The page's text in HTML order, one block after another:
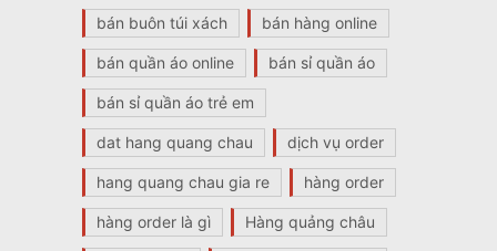
bán buôn túi xách bán hàng online
bán quần áo online bán sỉ quần áo
bán sỉ quần áo trẻ em
dat hang quang chau dịch vụ order
hang quang chau gia re hàng order
hàng order là gì Hàng quảng châu